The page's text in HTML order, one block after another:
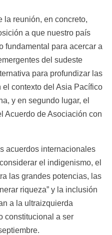
la reunión, en concreto,
a que nuestro país
fundamental para acercar a
del sudeste
para profundizar las
contexto del Asia Pacífico
y en segundo lugar, el
Acuerdo de Asociación con
acuerdos internacionales
el indigenismo, el
las grandes potencias, las
riqueza” y la inclusión
a la ultraizquierda
constitucional a ser